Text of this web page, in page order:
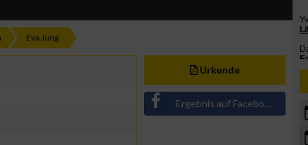
Eva Jung
Urkunde
Ergebnis auf Facebook teilen